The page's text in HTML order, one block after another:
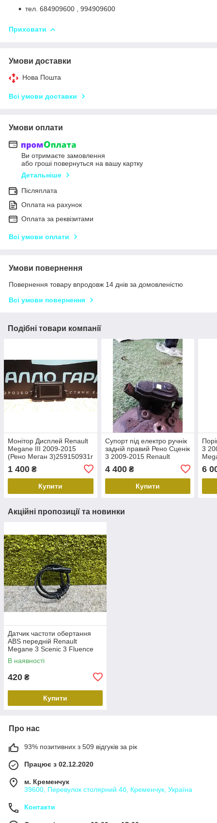
тел. 684909600 , 994909600
Приховати
Умови доставки
Нова Пошта
Всі умови доставки
Умови оплати
Ви отримаєте замовлення
або гроші повернуться на вашу картку
Детальніше
Післяплата
Оплата на рахунок
Оплата за реквізитами
Всі умови оплати
Умови повернення
Повернення товару впродовж 14 днів за домовленістю
Всі умови повернення
Подібні товари компанії
Монітор Дисплей Renault
Megane III 2009-2015
(Рено Меган 3)259150931r
1 400 ₴
Купити
Супорт під електро ручнік
задній правий Рено Сценік
3 2009-2015 Renault
4 400₴
Купити
3
6
Акційні пропозиції та новинки
Датчик частоти обертання
ABS передній Renault
Megane 3 Scenic 3 Fluence
Duster Передній лівий правий
датчик ABS Рено 479109155R
В наявності
420 ₴
Купити
Про нас
93% позитивних з 509 відгуків за рік
Працює з 02.12.2020
м. Кременчук
39600, Перевулок столярний 4б, Кременчук, Україна
Контакти